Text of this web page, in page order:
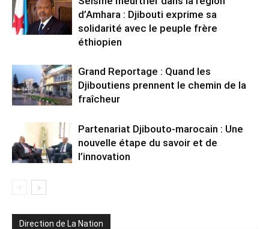
d’Amhara : Djibouti exprime sa
solidarité avec le peuple frère
éthiopien
Grand Reportage : Quand les
Djiboutiens prennent le chemin de la
fraîcheur
Partenariat Djibouto-marocain : Une
nouvelle étape du savoir et de
l’innovation
Direction de La Nation